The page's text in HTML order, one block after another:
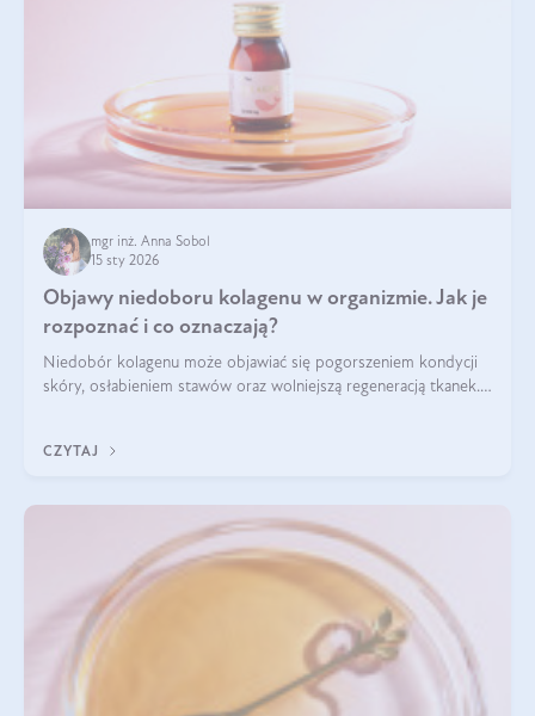
mgr inż. Anna Sobol
15 sty 2026
Objawy niedoboru kolagenu w organizmie. Jak je
rozpoznać i co oznaczają?
Niedobór kolagenu może objawiać się pogorszeniem kondycji
skóry, osłabieniem stawów oraz wolniejszą regeneracją tkanek.
osłabienie włosów.
CZYTAJ